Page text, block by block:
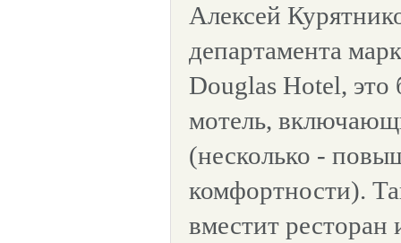
Алексей
департамента
Douglas Hotel, это
мотель,
(несколько -
комфортности).
вместит